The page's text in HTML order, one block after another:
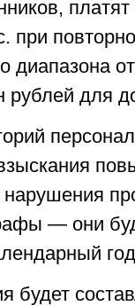
при
диапазона
рублей для
— они
будет